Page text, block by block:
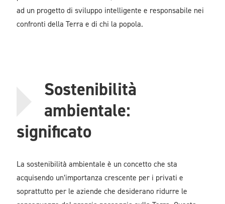
ad un progetto di sviluppo intelligente e responsabile nei
confronti della Terra e di chi la popola.
Sostenibilità
ambientale:
significato
La sostenibilità ambientale è un concetto che sta
acquisendo un’importanza crescente per i privati e
soprattutto per le aziende che desiderano ridurre le